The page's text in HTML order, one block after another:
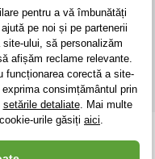
rezervate
și se aplică
companiile Google și ale lor
laRIESENIA